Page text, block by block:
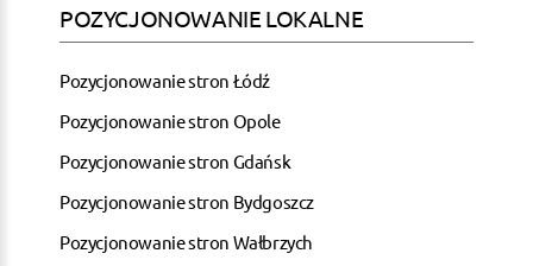
POZYCJONOWANIE LOKALNE
Pozycjonowanie stron Łódź
Pozycjonowanie stron Opole
Pozycjonowanie stron Gdańsk
Pozycjonowanie stron Bydgoszcz
Pozycjonowanie stron Wałbrzych